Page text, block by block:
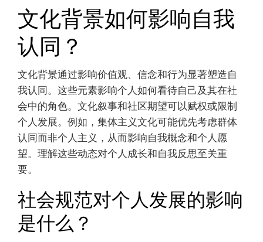
文化背景如何影响自我
认同？
文化背景通过影响价值观、信念和行为显著塑造自
我认同。这些元素影响个人如何看待自己及其在社
会中的角色。文化叙事和社区期望可以赋权或限制
个人发展。例如，集体主义文化可能优先考虑群体
认同而非个人主义，从而影响自我概念和个人愿
望。理解这些动态对个人成长和自我反思至关重
要。
社会规范对个人发展的影响
是什么？